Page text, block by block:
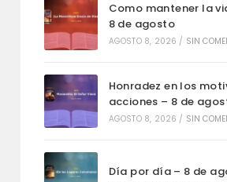
Como mantener la
8 de agosto
AGOSTO 8, 2026 / SIN
Honradez en los
acciones – 8 de
AGOSTO 8, 2026 / SIN
Día por día – 8 de